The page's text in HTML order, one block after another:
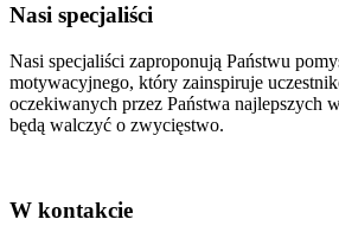
Nasi specjaliści
Nasi specjaliści zaproponują Państwu
motywacyjnego, który zainspiruje
oczekiwanych przez Państwa najlepszych
będą walczyć o zwycięstwo.
W kontakcie